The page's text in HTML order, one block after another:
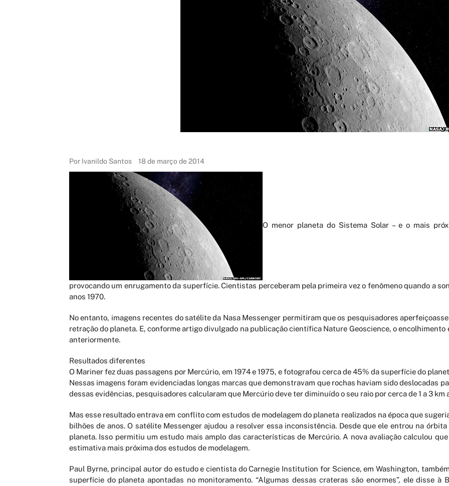
Por Ivanildo Santos 18 de março de 2014
O menor planeta do Sistema Solar – e o mais
provocando um enrugamento da superfície. Cientistas perceberam pela primeira vez o fenômeno quando a
anos 1970.
No entanto, imagens recentes do satélite da Nasa Messenger permitiram que os pesquisadores
retração do planeta. E, conforme artigo divulgado na publicação científica Nature Geoscience, o
anteriormente.
Resultados diferentes
O Mariner fez duas passagens por Mercúrio, em 1974 e 1975, e fotografou cerca de 45% da superfície do
Nessas imagens foram evidenciadas longas marcas que demonstravam que rochas haviam sido deslocadas
dessas evidências, pesquisadores calcularam que Mercúrio deve ter diminuído o seu raio por cerca de 1 a 3 km
Mas esse resultado entrava em conflito com estudos de modelagem do planeta realizados na época que
bilhões de anos. O satélite Messenger ajudou a resolver essa inconsistência. Desde que ele entrou na
planeta. Isso permitiu um estudo mais amplo das características de Mercúrio. A nova avaliação calculou
estimativa mais próxima dos estudos de modelagem.
Paul Byrne, principal autor do estudo e cientista do Carnegie Institution for Science, em Washington,
superfície do planeta apontadas no monitoramento. “Algumas dessas crateras são enormes”, ele disse à